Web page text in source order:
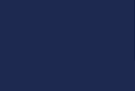
клинической базой
консультации у
профессоров и ведущих